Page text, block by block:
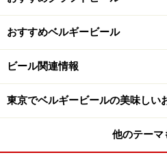
暑い季節にぴったりですよ。
次ページでは、一度は衰退し
活の歴史をご紹介します。
※メニューや料金などのデータは
おすすめベルギービール
ビール関連情報
東京でベルギービールの美味しい
他のテーマ